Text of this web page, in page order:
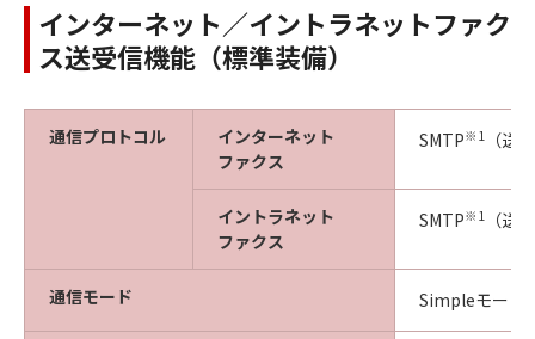
インターネット／イントラネットファク
ス送受信機能（標準装備）
通信プロトコル
インターネット
ファクス
SMTP※1 （送
イントラネット
ファクス
SMTP※1 （送
通信モード Simpleモード